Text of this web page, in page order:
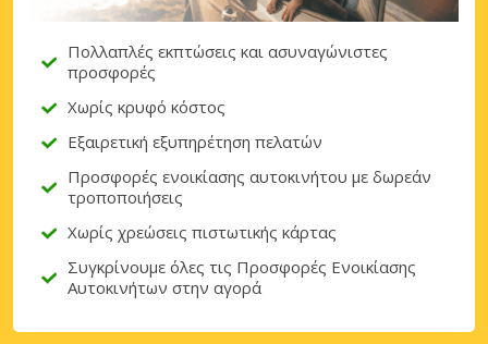
Πολλαπλές εκπτώσεις και ασυναγώνιστες
προσφορές
Χωρίς κρυφό κόστος
Εξαιρετική εξυπηρέτηση πελατών
Προσφορές ενοικίασης αυτοκινήτου με δωρεάν
τροποποιήσεις
Χωρίς χρεώσεις πιστωτικής κάρτας
Συγκρίνουμε όλες τις Προσφορές Ενοικίασης
Αυτοκινήτων στην αγορά